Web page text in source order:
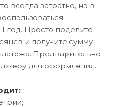
всегда затратно, но в
год. Просто поделите
и получите сумму
Предварительно
для оформления.